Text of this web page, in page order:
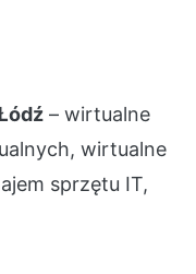
– wirtualne
wirtualne
sprzętu IT,